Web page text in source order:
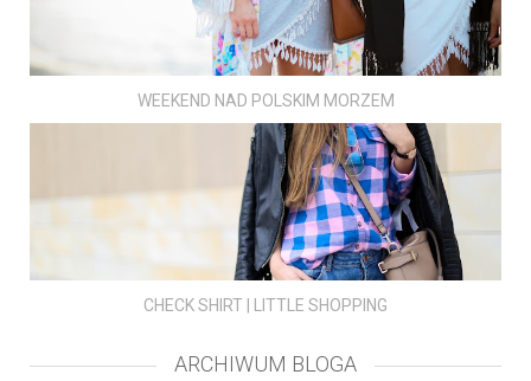
WEEKEND NAD POLSKIM MORZEM
CHECK SHIRT | LITTLE SHOPPING
ARCHIWUM BLOGA